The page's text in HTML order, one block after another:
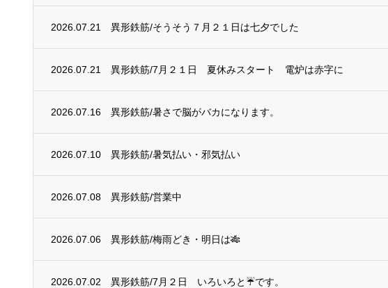
2026.07.21 異形鉄筋/そうそう７月２１日は七夕でした
2026.07.21 異形鉄筋/7月２１日 夏休みスタート 電炉は赤字に
2026.07.16 異形鉄筋/暑さで脳がバカになります。
2026.07.10 異形鉄筋/暑気払い・邪気払い
2026.07.08 異形鉄筋/営業中
2026.07.06 異形鉄筋/梅雨どき・明日は🎋
2026.07.02 異形鉄筋/7月２日 いろいろと☔です。